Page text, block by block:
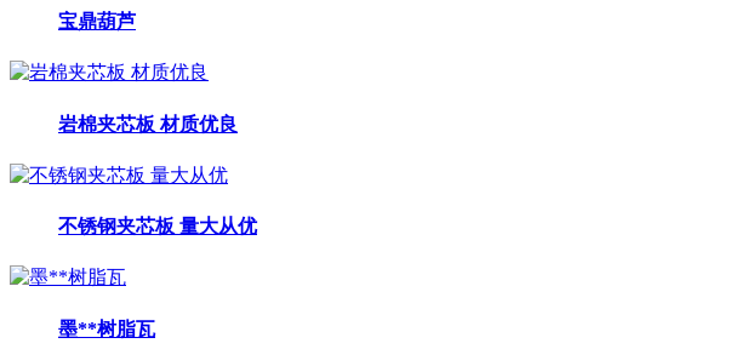
宝鼎葫芦
岩棉夹芯板 材质优良
不锈钢夹芯板 量大从优
墨**树脂瓦